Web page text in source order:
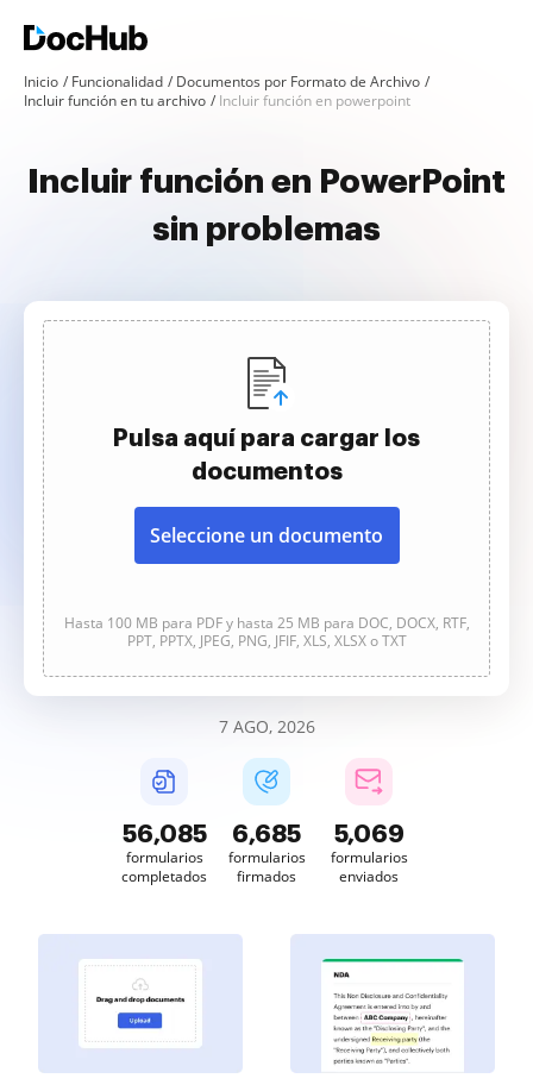
Inicio Funcionalidad
Documentos por Formato de Archivo
Incluir función en tu archivo
Incluir función en powerpoint
Incluir función en PowerPoint
sin problemas
Pulsa aquí para cargar los
documentos
Seleccione un documento
Hasta 100 MB para PDF y hasta 25 MB para DOC, DOCX, RTF,
PPT, PPTX, JPEG, PNG, JFIF, XLS, XLSX o TXT
7 AGO, 2026
56,085
formularios
completados
6,685
formularios
firmados
5,069
formularios
enviados